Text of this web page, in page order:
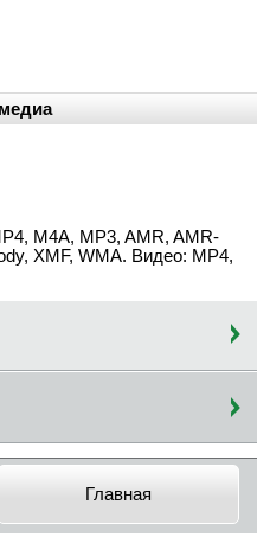
M4A, MP3, AMR, AMR-
XMF, WMA. Видео: MP4,
Главная